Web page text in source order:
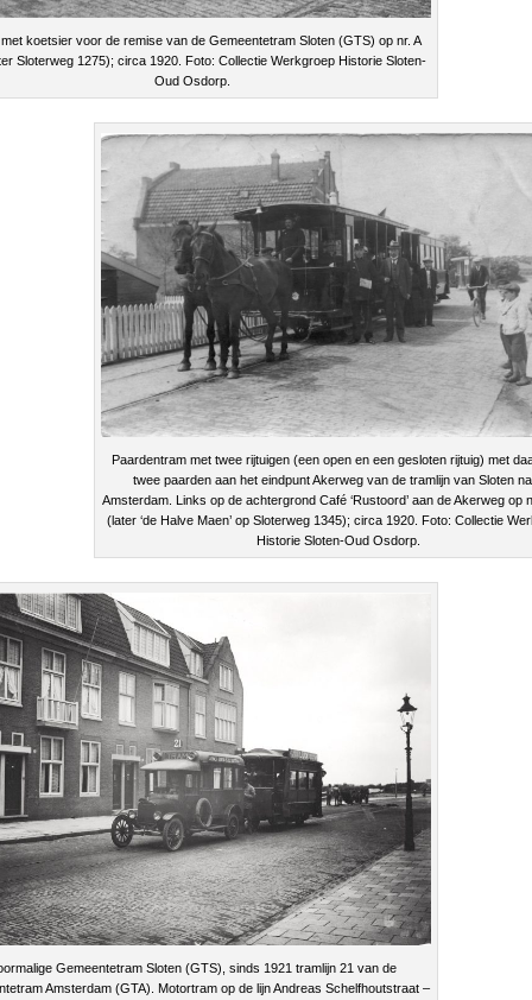
koetsier voor de remise van de Gemeentetram Sloten (GTS) op nr. A
Sloterweg 1275); circa 1920. Foto: Collectie Werkgroep Historie Sloten-
Oud Osdorp.
Paardentram met twee rijtuigen (een open en een gesloten rijtuig) met
twee paarden aan het eindpunt Akerweg van de tramlijn van Sloten
Amsterdam. Links op de achtergrond Café ‘Rustoord’ aan de Akerweg op
(later ‘de Halve Maen’ op Sloterweg 1345); circa 1920. Foto: Collectie
Historie Sloten-Oud Osdorp.
Gemeentetram Sloten (GTS), sinds 1921 tramlijn 21 van de
Amsterdam (GTA). Motortram op de lijn Andreas Schelfhoutstraat –